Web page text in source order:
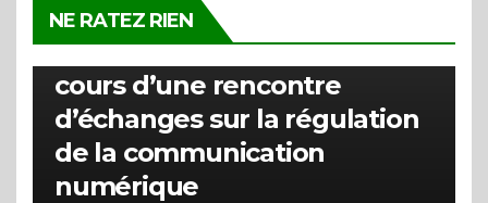
NE RATEZ RIEN
La HARC clarifie la distinction
entre les types de badges au
cours d’une rencontre
d’échanges sur la régulation
de la communication
numérique